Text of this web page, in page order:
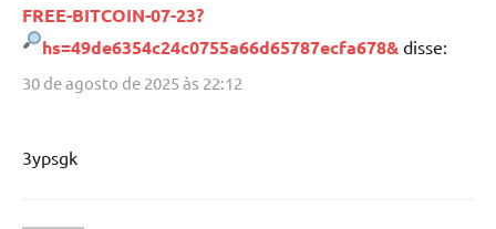
FREE-BITCOIN-07-23?
hs=49de6354c24c0755a66d65787ecfa678&disse:
30 de agosto de 2025 às 22:12
3ypsgk